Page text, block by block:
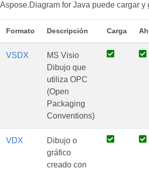
Aspose.Diagram for Java puede cargar y
Formato Descripción Carga
VSDX
MS Visio
Dibujo que
utiliza OPC
(Open
Packaging
Conventions)
VDX
Dibujo o
gráfico
creado con